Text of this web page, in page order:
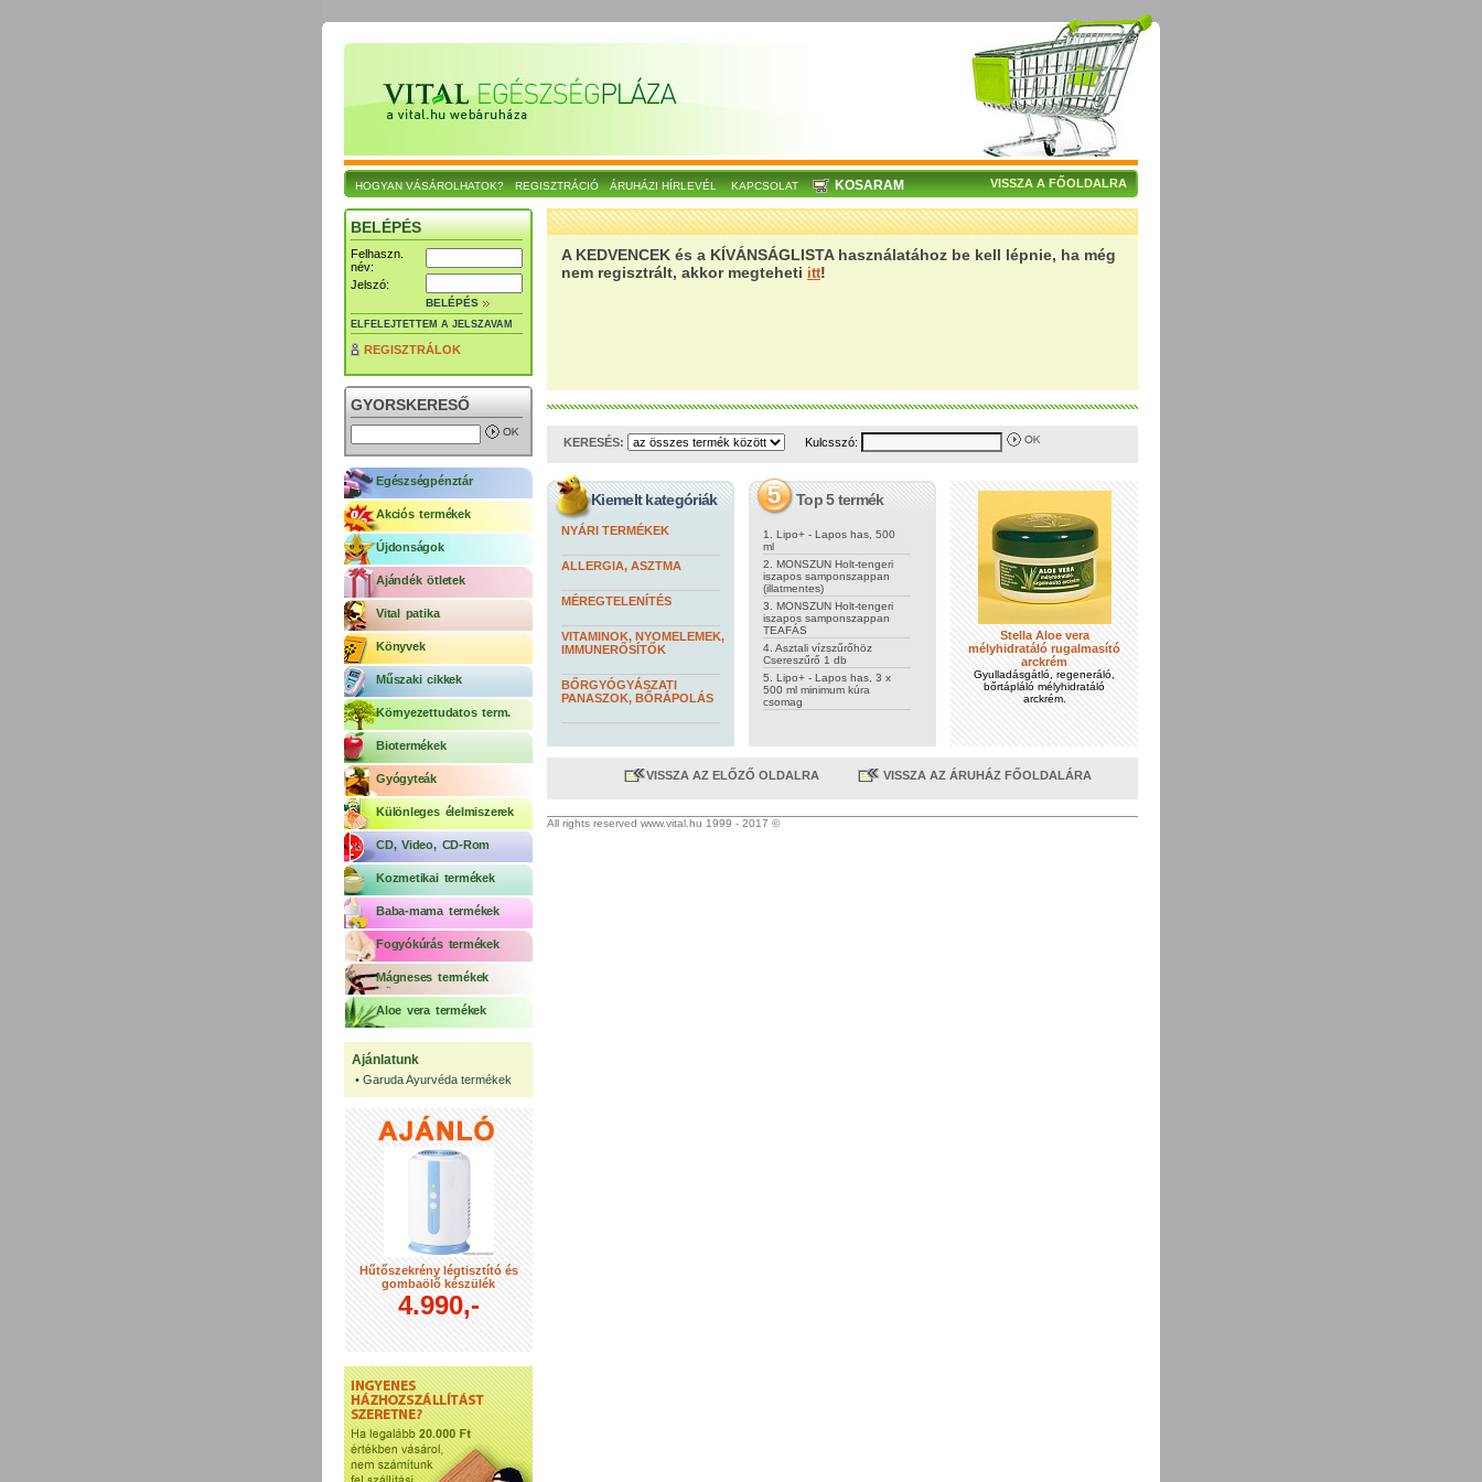
HOGYAN VÁSÁROLHATOK? REGISZTRÁCIÓ ÁRUHÁZI HÍRLEVÉL KAPCSOLAT KOSARAM VISSZA A FŐOLDALRA
BELÉPÉS
Felhaszn.
név:
Jelszó:
BELÉPÉS
ELFELEJTETTEM A JELSZAVAM
REGISZTRÁLOK
GYORSKERESŐ
Egészségpénztár
Akciós termékek
Újdonságok
Ajándék ötletek
Vital patika
Könyvek
Műszaki cikkek
Környezettudatos term.
Biotermékek
Gyógyteák
Különleges élelmiszerek
CD, Video, CD-Rom
Kozmetikai termékek
Baba-mama termékek
Fogyókúrás termékek
Mágneses termékek
Aloe vera termékek
Ajánlatunk
• Garuda Ayurvéda termékek
Hűtőszekrény légtisztító és
gombaölő készülék
4.990,-
A KEDVENCEK és a KÍVÁNSÁGLISTA használatához be kell lépnie, ha még
nem regisztrált, akkor megteheti itt!
KERESÉS: Kulcsszó:
Kiemelt kategóriák
NYÁRI TERMÉKEK
ALLERGIA, ASZTMA
MÉREGTELENÍTÉS
VITAMINOK, NYOMELEMEK,
IMMUNERŐSÍTŐK
BŐRGYÓGYÁSZATI
PANASZOK, BŐRÁPOLÁS
Top 5 termék
1. Lipo+ - Lapos has, 500
ml
2. MONSZUN Holt-tengeri
iszapos samponszappan
(illatmentes)
3. MONSZUN Holt-tengeri
iszapos samponszappan
TEAFÁS
4. Asztali vízszűrőhöz
Csereszűrő 1 db
5. Lipo+ - Lapos has, 3 x
500 ml minimum kúra
csomag
Stella Aloe vera
mélyhidratáló rugalmasító
arckrém
Gyulladásgátló, regeneráló,
bőrtápláló mélyhidratáló
arckrém.
VISSZA AZ ELŐZŐ OLDALRA VISSZA AZ ÁRUHÁZ FŐOLDALÁRA
All rights reserved www.vital.hu 1999 - 2017 ©